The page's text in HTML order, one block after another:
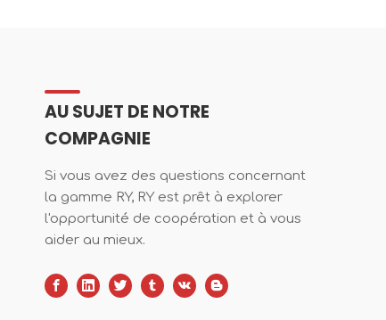
AU SUJET DE NOTRE
COMPAGNIE
Si vous avez des questions concernant
la gamme RY, RY est prêt à explorer
l'opportunité de coopération et à vous
aider au mieux.